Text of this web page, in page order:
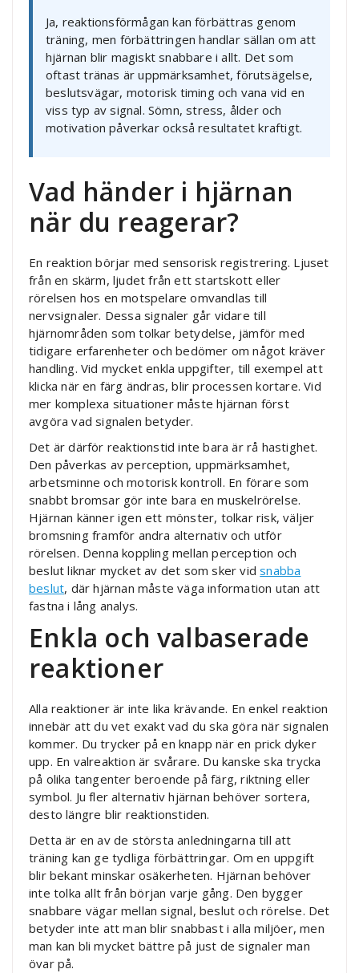
Ja, reaktionsförmågan kan förbättras genom
träning, men förbättringen handlar sällan om att
hjärnan blir magiskt snabbare i allt. Det som
oftast tränas är uppmärksamhet, förutsägelse,
beslutsvägar, motorisk timing och vana vid en
viss typ av signal. Sömn, stress, ålder och
motivation påverkar också resultatet kraftigt.
Vad händer i hjärnan
när du reagerar?
En reaktion börjar med sensorisk registrering. Ljuset
från en skärm, ljudet från ett startskott eller
rörelsen hos en motspelare omvandlas till
nervsignaler. Dessa signaler går vidare till
hjärnområden som tolkar betydelse, jämför med
tidigare erfarenheter och bedömer om något kräver
handling. Vid mycket enkla uppgifter, till exempel att
klicka när en färg ändras, blir processen kortare. Vid
mer komplexa situationer måste hjärnan först
avgöra vad signalen betyder.
Det är därför reaktionstid inte bara är rå hastighet.
Den påverkas av perception, uppmärksamhet,
arbetsminne och motorisk kontroll. En förare som
snabbt bromsar gör inte bara en muskelrörelse.
Hjärnan känner igen ett mönster, tolkar risk, väljer
bromsning framför andra alternativ och utför
rörelsen. Denna koppling mellan perception och
beslut liknar mycket av det som sker vidsnabba
beslut, där hjärnan måste väga information utan att
fastna i lång analys.
Enkla och valbaserade
reaktioner
Alla reaktioner är inte lika krävande. En enkel reaktion
innebär att du vet exakt vad du ska göra när signalen
kommer. Du trycker på en knapp när en prick dyker
upp. En valreaktion är svårare. Du kanske ska trycka
på olika tangenter beroende på färg, riktning eller
symbol. Ju fler alternativ hjärnan behöver sortera,
desto längre blir reaktionstiden.
Detta är en av de största anledningarna till att
träning kan ge tydliga förbättringar. Om en uppgift
blir bekant minskar osäkerheten. Hjärnan behöver
inte tolka allt från början varje gång. Den bygger
snabbare vägar mellan signal, beslut och rörelse. Det
betyder inte att man blir snabbast i alla miljöer, men
man kan bli mycket bättre på just de signaler man
övar på.